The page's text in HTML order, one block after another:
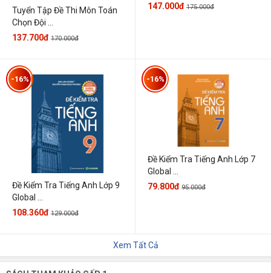
Tuyển Tập Đề Thi Môn Toán
Chọn Đội ...
137.700đ 170.000đ
147.000đ 175.000đ
Đề Kiểm Tra Tiếng Anh Lớp 9
Global ...
-16%
108.360đ 129.000đ
Đề Kiểm Tra Tiếng Anh Lớp 7
Global ...
-16%
79.800đ 95.000đ
Xem Tất Cả